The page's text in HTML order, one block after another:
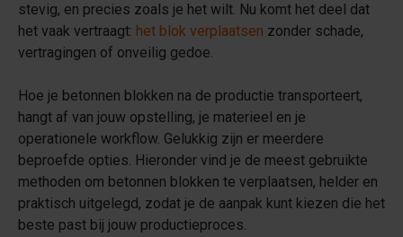
stevig, en precies zoals je het wilt. Nu komt het deel dat
het vaak vertraagt: het blok verplaatsen zonder schade,
vertragingen of onveilig gedoe.
Hoe je betonnen blokken na de productie transporteert,
hangt af van jouw opstelling, je materieel en je
operationele workflow. Gelukkig zijn er meerdere
beproefde opties. Hieronder vind je de meest gebruikte
methoden om betonnen blokken te verplaatsen, helder en
praktisch uitgelegd, zodat je de aanpak kunt kiezen die het
beste past bij jouw productieproces.